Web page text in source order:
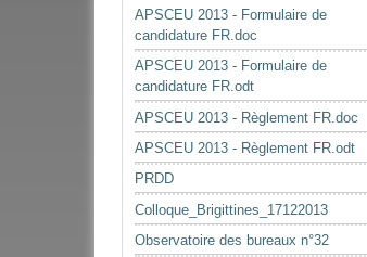
APSCEU 2013 - Formulaire de
candidature FR.doc
APSCEU 2013 - Formulaire de
candidature FR.odt
APSCEU 2013 - Règlement FR.doc
APSCEU 2013 - Règlement FR.odt
PRDD
Colloque_Brigittines_17122013
Observatoire des bureaux n°32